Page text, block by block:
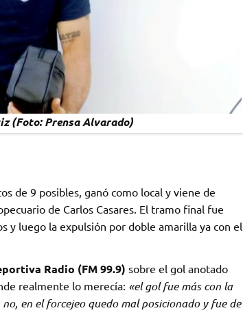
(Foto: Prensa Alvarado)
de 9 posibles, ganó como local y viene de
de Carlos Casares. El tramo final fue
y luego la expulsión por doble amarilla ya con el
Radio (FM 99.9) sobre el gol anotado
realmente lo merecía: «el gol fue más con la
en el forcejeo quedo mal posicionado y fue de